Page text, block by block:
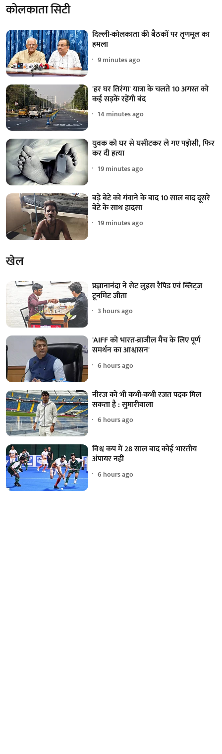
कोलकाता सिटी
दिल्ली-कोलकाता की बैठकों पर तृणमूल का
हमला
9 minutes ago
'हर घर तिरंगा' यात्रा के चलते 10 अगस्त को
कई सड़कें रहेंगी बंद
14 minutes ago
युवक को घर से घसीटकर ले गए पड़ोसी, फिर
कर दी हत्या
19 minutes ago
बड़े बेटे को गंवाने के बाद 10 साल बाद दूसरे
बेटे के साथ हादसा
19 minutes ago
खेल
प्रज्ञानानंदा ने सेंट लुइस रैपिड एवं ब्लिट्ज
टूर्नामेंट जीता
3 hours ago
'AIFF को भारत-ब्राजील मैच के लिए पूर्ण
समर्थन का आश्वासन'
6 hours ago
नीरज को भी कभी-कभी रजत पदक मिल
सकता है : सुमारीवाला
6 hours ago
विश्व कप में 28 साल बाद कोई भारतीय
अंपायर नहीं
6 hours ago